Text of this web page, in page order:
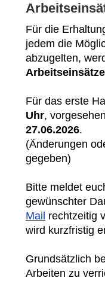
Für die
jedem die
abzugelten,
Arbeitseinsätze
Für das erste
Uhr,
27.06.2026.
(Änderungen
gegeben)
Bitte meldet
gewünschter
Mail rechtzeitig
wird kurzfristig
Grundsätzlich
Arbeiten zu